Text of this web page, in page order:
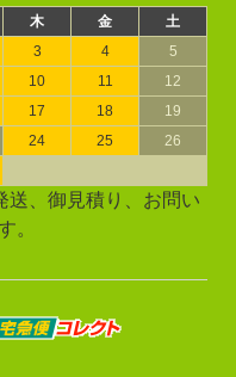
木 金
土
3 4
5
10 11
12
17 18
19
24 25
26
送、御見積り、お問い
。